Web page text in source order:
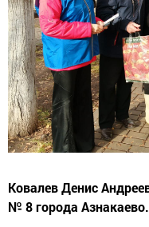
Ковалев Денис
№ 8 города Азнакаево.